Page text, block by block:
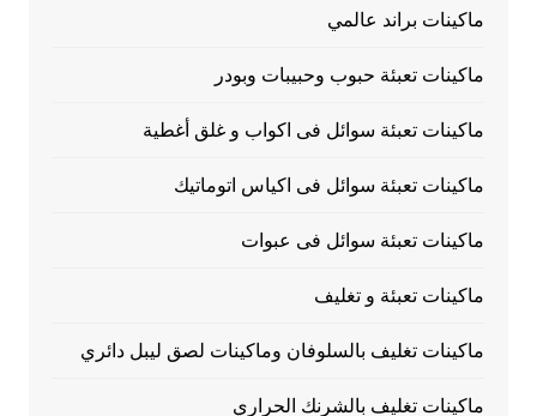
ماكينات براند عالمي
ماكينات تعبئة حبوب وحبيبات وبودر
ماكينات تعبئة سوائل فى اكواب و غلق أغطية
ماكينات تعبئة سوائل فى اكياس اتوماتيك
ماكينات تعبئة سوائل فى عبوات
ماكينات تعبئة و تغليف
ماكينات تغليف بالسلوفان وماكينات لصق ليبل دائري
ماكينات تغليف بالشرنك الحراري